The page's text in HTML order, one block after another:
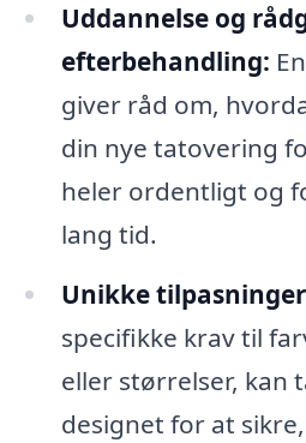
Uddannelse og
efterbehandling:
giver råd om,
din nye tatovering
heler ordentligt og
lang tid.
Unikke
specifikke krav til
eller størrelser, kan
designet for at